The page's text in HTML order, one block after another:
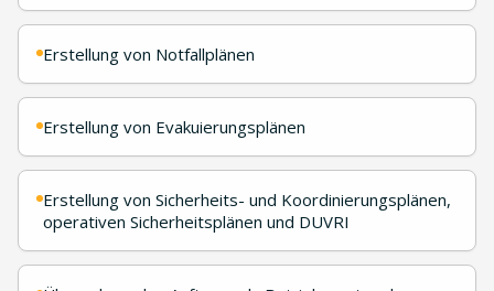
Erstellung von Notfallplänen
Erstellung von Evakuierungsplänen
Erstellung von Sicherheits- und Koordinierungsplänen,
operativen Sicherheitsplänen und DUVRI